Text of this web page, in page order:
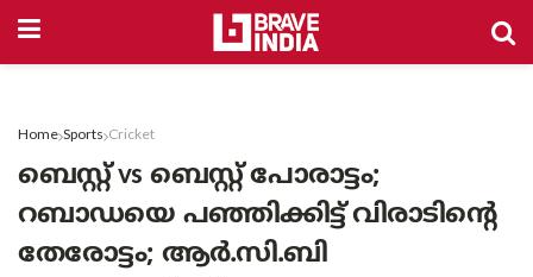
Home Sports Cricket
ബെസ്റ്റ് vs ബെസ്റ്റ് പോരാട്ടം;
റബാഡയെ പഞ്ഞിക്കിട്ട് വിരാടിന്റെ
തേരോട്ടം; ആർ.സി.ബി